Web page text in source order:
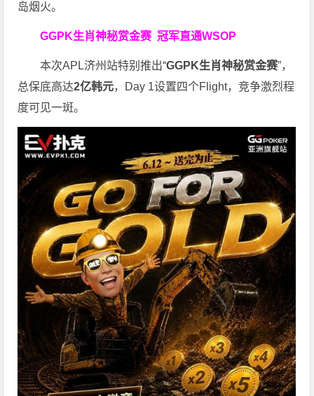
岛烟火。
GGPK生肖神秘赏金赛冠军直通WSOP
本次APL济州站特别推出“GGPK生肖神秘赏金赛”，
总保底高达2亿韩元，Day 1设置四个Flight，竞争激烈程
度可见一斑。